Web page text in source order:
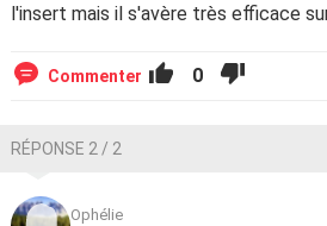
l'insert mais il s'avère très efficace
Commenter 0
RÉPONSE 2 / 2
Ophélie